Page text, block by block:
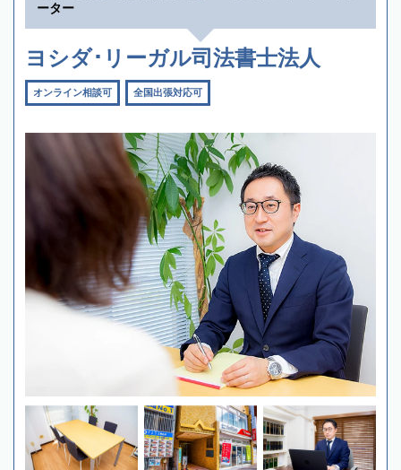
ーター
ヨシダ･リーガル司法書士法人
オンライン相談可 全国出張対応可